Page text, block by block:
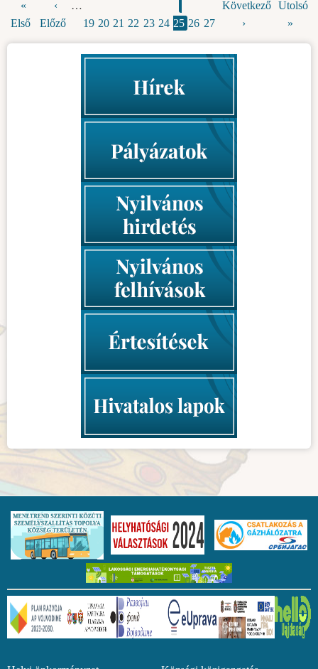
Oldalszámozás
Első
oldal
«
Első
Előző
oldal
‹
Előző
…
19 20 21 22 23 24
oldal
25 26
Oldal
27
Következő
oldal
Következő
›
Utolsó
oldal
Utolsó
»